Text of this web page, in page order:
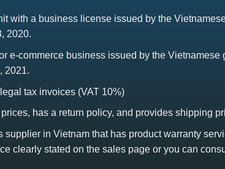
with a business license issued by the
2020.
e-commerce business issued by the Vietnamese
2021.
tax invoices (VAT 10%)
has a return policy, and provides shipping
supplier in Vietnam that has product warranty
clearly stated on the sales page or you can